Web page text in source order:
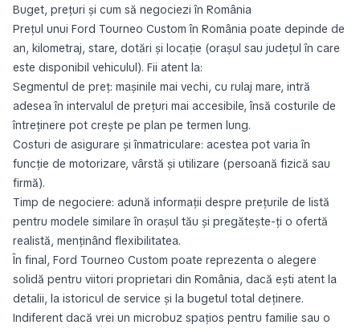
Buget, prețuri și cum să negociezi în România
Prețul unui Ford Tourneo Custom în România poate depinde de
an, kilometraj, stare, dotări și locație (orașul sau județul în care
este disponibil vehiculul). Fii atent la:
Segmentul de preț: mașinile mai vechi, cu rulaj mare, intră
adesea în intervalul de prețuri mai accesibile, însă costurile de
întreținere pot crește pe plan pe termen lung.
Costuri de asigurare și înmatriculare: acestea pot varia în
funcție de motorizare, vârstă și utilizare (persoană fizică sau
firmă).
Timp de negociere: adună informații despre prețurile de listă
pentru modele similare în orașul tău și pregătește-ți o ofertă
realistă, menținând flexibilitatea.
În final, Ford Tourneo Custom poate reprezenta o alegere
solidă pentru viitori proprietari din România, dacă ești atent la
detalii, la istoricul de service și la bugetul total deținere.
Indiferent dacă vrei un microbuz spațios pentru familie sau o